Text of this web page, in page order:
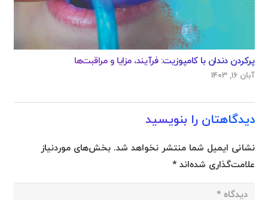
پرکردن دندان با کامپوزیت: فرآیند، مزایا و مراقبت‌ها
آبان ۱۶, ۱۴۰۳
دیدگاهتان را بنویسید
نشانی ایمیل شما منتشر نخواهد شد. بخش‌های موردنیاز
علامت‌گذاری شده‌اند*